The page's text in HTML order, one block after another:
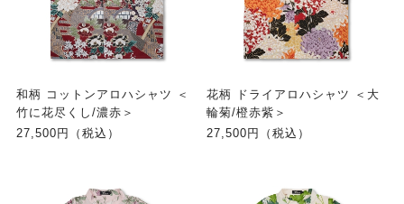
和柄 コットンアロハシャツ ＜
竹に花尽くし/濃赤＞
27,500円（税込）
花柄 ドライアロハシャツ ＜大
輪菊/橙赤紫＞
27,500円（税込）